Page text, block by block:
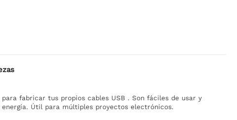
fabricar tus propios cables USB . Son fáciles de usar y
Útil para múltiples proyectos electrónicos.